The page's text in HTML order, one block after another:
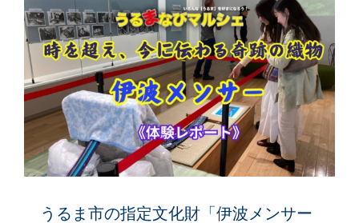
Larger
Image
うるま市の指定文化財「伊波メンサー